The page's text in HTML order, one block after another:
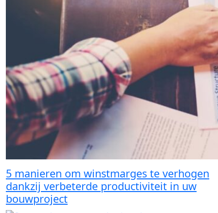
5 manieren om winstmarges te verhogen
dankzij verbeterde productiviteit in uw
bouwproject